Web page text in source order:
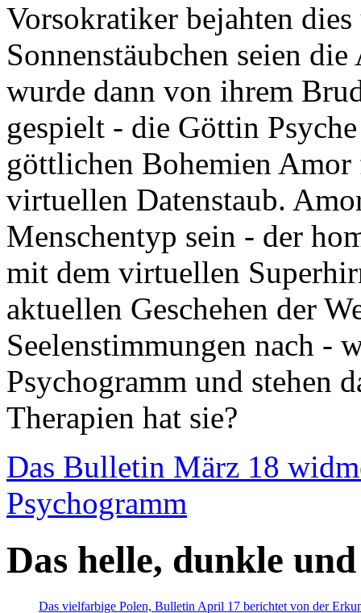
Vorsokratiker bejahten
Sonnenstäubchen seien
wurde dann von ihrem
gespielt - die Göttin
göttlichen Bohemien
virtuellen Datenstaub.
Menschentyp sein - der
mit dem virtuellen
aktuellen Geschehen der
Seelenstimmungen nach -
Psychogramm und stehen
Therapien hat sie?
Das Bulletin März 18
Psychogramm
Das helle, dunkle
Das vielfarbige Polen, Bulletin April 17 berichtet von der